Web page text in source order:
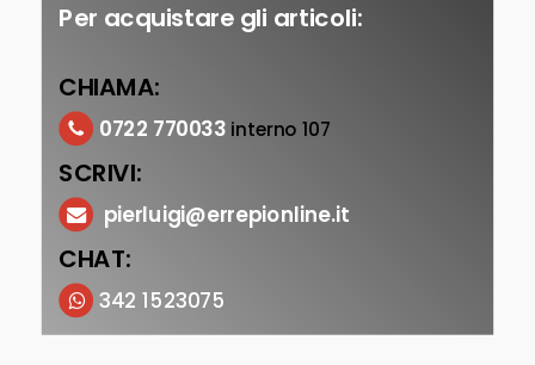
Per acquistare gli articoli:
CHIAMA:
0722 770033 interno 107
SCRIVI:
pierluigi@errepionline.it
CHAT:
342 1523075